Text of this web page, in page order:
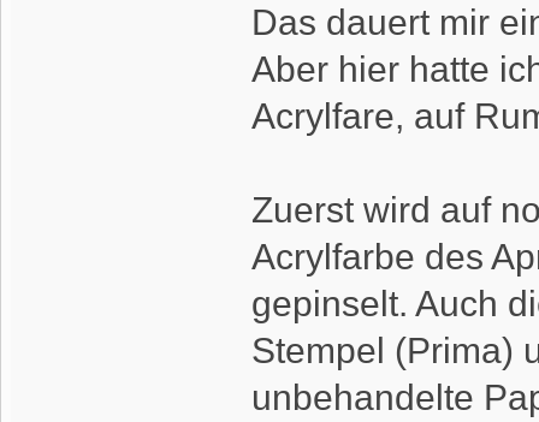
Das dauert mir
Aber hier hatte
Acrylfare, auf
Zuerst wird auf
Acrylfarbe des
gepinselt. Auch
Stempel (Prima)
unbehandelte